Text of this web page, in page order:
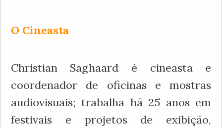
O Cineasta
Christian Saghaard é cineasta e
coordenador de oficinas e mostras
audiovisuais; trabalha há 25 anos em
festivais e projetos de exibição,